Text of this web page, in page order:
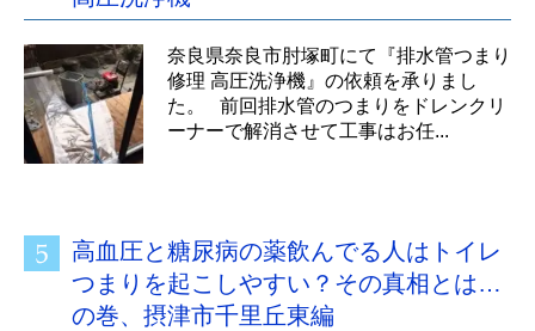
奈良県奈良市肘塚町にて『排水管つまり
修理 高圧洗浄機』の依頼を承りまし
た。 前回排水管のつまりをドレンクリ
ーナーで解消させて工事はお任...
高血圧と糖尿病の薬飲んでる人はトイレ
つまりを起こしやすい？その真相とは…
の巻、摂津市千里丘東編